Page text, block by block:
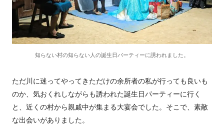
知らない村の知らない人の誕生日パーティーに誘われました。
ただ川に迷ってやってきただけの余所者の私が行っても良いも
のか、気おくれしながらも誘われた誕生日パーティーに行く
と、近くの村から親戚中が集まる大宴会でした。そこで、素敵
な出会いがありました。